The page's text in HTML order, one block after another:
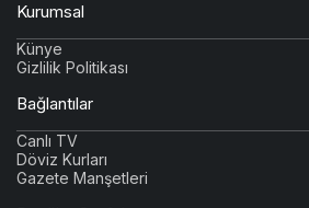
Kurumsal
Künye
Gizlilik Politikası
Bağlantılar
Canlı TV
Döviz Kurları
Gazete Manşetleri